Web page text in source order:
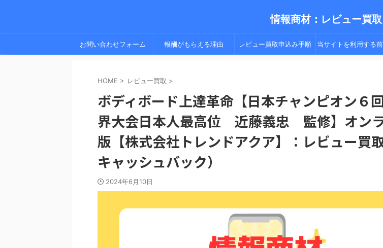
情報商材：レビュー買
お問い合わせフォーム 報酬がもらえる理由 レビュー買取申込み手順 当サイトを利用する
HOME > レビュー買取 >
ボディボード上達革命【日本チャンピオン６
界大会日本人最高位 近藤義忠 監修】オン
版【株式会社トレンドアクア】：レビュー買
キャッシュバック）
2024年6月10日